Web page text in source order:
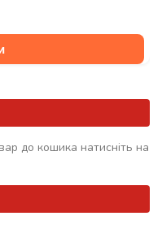
до кошика натисніть на